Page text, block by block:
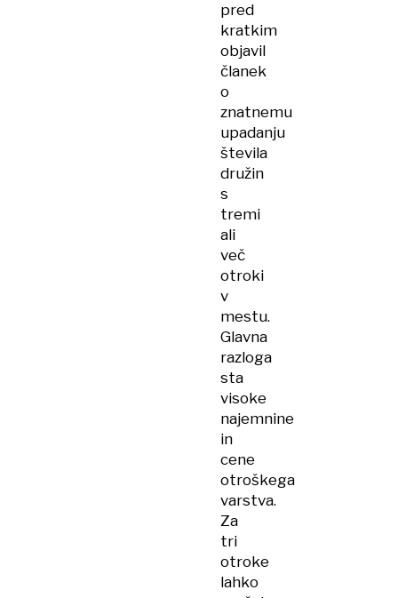
pred
kratkim
objavil
članek
o
znatnemu
upadanju
števila
družin
s
tremi
ali
več
otroki
v
mestu.
Glavna
razloga
sta
visoke
najemnine
in
cene
otroškega
varstva.
Za
tri
otroke
lahko